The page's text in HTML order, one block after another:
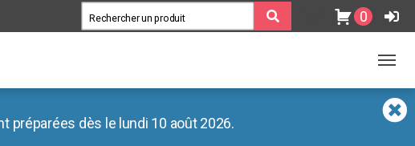
préparées dès le lundi 10 août 2026.
0